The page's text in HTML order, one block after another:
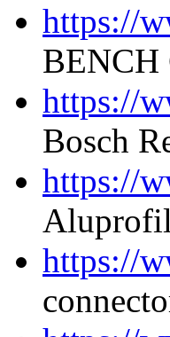
https://
BENCH
https://
Bosch
https://
https://